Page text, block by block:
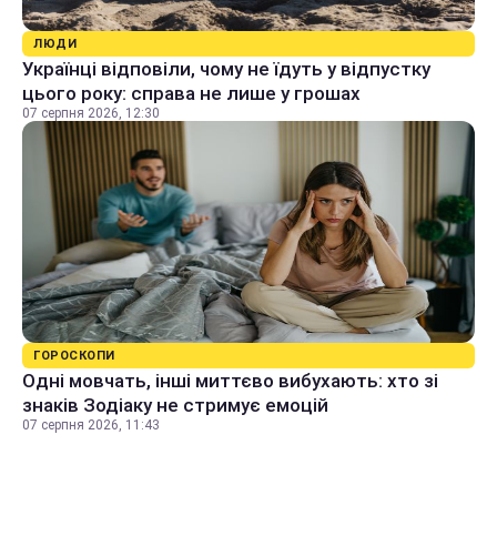
ЛЮДИ
Українці відповіли, чому не їдуть у відпустку
цього року: справа не лише у грошах
07 серпня 2026, 12:30
ГОРОСКОПИ
Одні мовчать, інші миттєво вибухають: хто зі
знаків Зодіаку не стримує емоцій
07 серпня 2026, 11:43